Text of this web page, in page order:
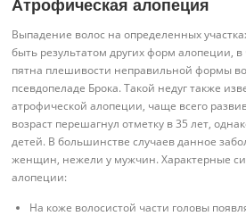
Атрофическая алопеция
Выпадение волос на определенных
быть результатом других форм алопеции,
пятна плешивости неправильной формы
псевдопеладе Брока. Такой недуг также
атрофической алопеции, чаще всего
возраст перешагнул отметку в 35 лет,
детей. В большинстве случаев данное
женщин, нежели у мужчин. Характерные
алопеции:
На коже волосистой части головы